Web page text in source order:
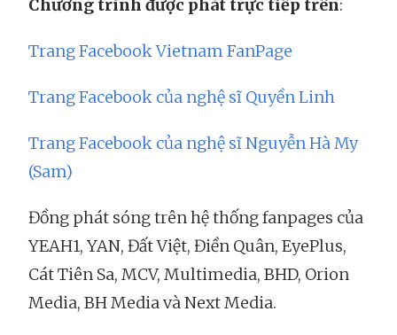
Chương trình được phát trực tiếp trên:
Trang Facebook Vietnam FanPage
Trang Facebook của nghệ sĩ Quyền Linh
Trang Facebook của nghệ sĩ Nguyễn Hà My
(Sam)
Đồng phát sóng trên hệ thống fanpages của
YEAH1, YAN, Đất Việt, Điền Quân, EyePlus,
Cát Tiên Sa, MCV, Multimedia, BHD, Orion
Media, BH Media và Next Media.